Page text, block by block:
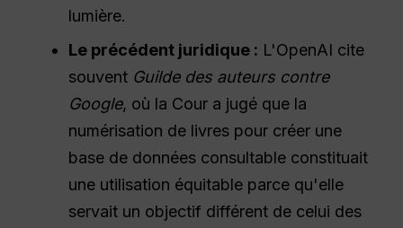
lumière.
Le précédent juridique : L'OpenAI cite
souvent Guilde des auteurs contre
Google, où la Cour a jugé que la
numérisation de livres pour créer une
base de données consultable constituait
une utilisation équitable parce qu'elle
servait un objectif différent de celui des